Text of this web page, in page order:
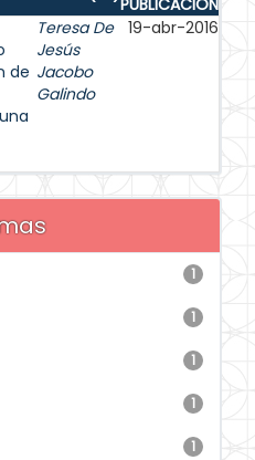
PUBLICACIÓN
de
Teresa De
Jesús
Jacobo
Galindo
19-abr-2016
1
1
1
1
1